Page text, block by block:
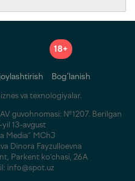
18+
Bog‘lanish
va texnologiyalar.
guvohnomasi: №1207. Berilgan
yil 13-avgust
Media” MChJ
Dinora Fayzulloevna
Parkent ko‘chasi, 26A
info@spot.uz